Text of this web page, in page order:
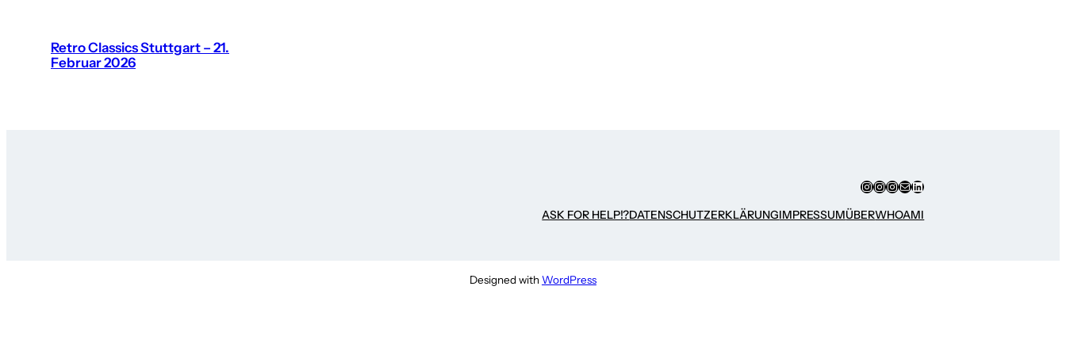
Retro Classics Stuttgart – 21.
Februar 2026
Instagram
Instagram
Instagram
E-MailLinkedIn
ASK FOR HELP!?DATENSCHUTZERKLÄRUNGIMPRESSUMÜBERWHOAMI
Designed withWordPress